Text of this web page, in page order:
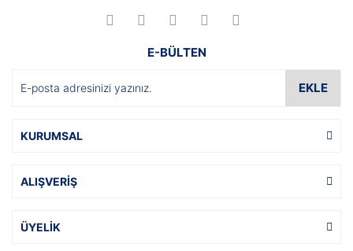
E-BÜLTEN
EKLE
KURUMSAL
ALIŞVERİŞ
ÜYELİK